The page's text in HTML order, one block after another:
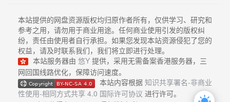
本站提供的网盘资源版权均归原作者所有，仅供学习、研究和
参考之用，请勿用于商业用途。任何商业使用引发的版权纠
纷，责任由使用者自行承担。如果您发现本站资源侵犯了您的
权益，请及时联系我们，我们将立即进行处理。
本站服务器由 悠Y 提供，采用无需备案香港服务器，三
网回国线路优化，保障访问速度。
本站内容根据 知识共享署名-非商业
性使用-相同方式共享 4.0 国际许可协议 进行许可。